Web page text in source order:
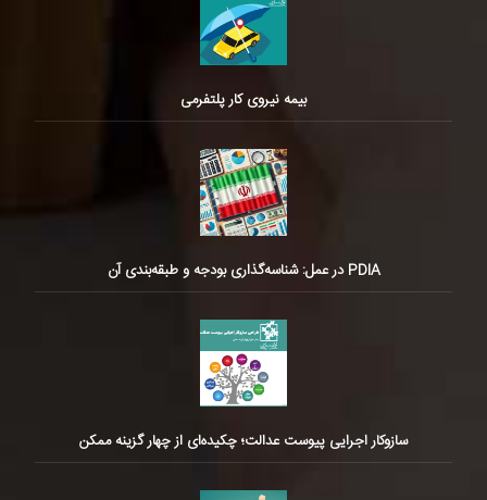
بیمه نیروی کار پلتفرمی
PDIA در عمل: شناسه‌گذاری بودجه و طبقه‌بندی آن
سازوکار اجرایی پیوست عدالت؛ چکیده‌ای از چهار گزینه ممکن